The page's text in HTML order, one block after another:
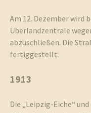
Am 12. Dezember wird
Überlandzentrale
abzuschließen. Die
fertiggestellt.
1913
Die „Leipzig-Eiche“